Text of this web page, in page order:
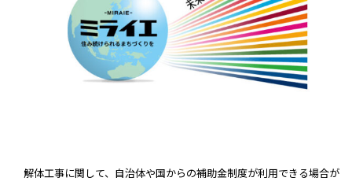
解体工事に関して、自治体や国からの補助金制度が利用できる場合が